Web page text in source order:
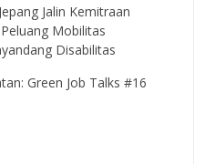
Jalin Kemitraan
Mobilitas
Disabilitas
Green Job Talks #16